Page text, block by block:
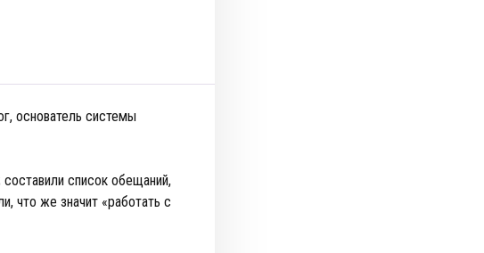
основатель системы
список обещаний,
что же значит «работать с